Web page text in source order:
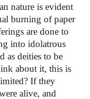
nature is evident
burning of paper
are done to
into idolatrous
as deities to be
about it, this is
If they
alive, and